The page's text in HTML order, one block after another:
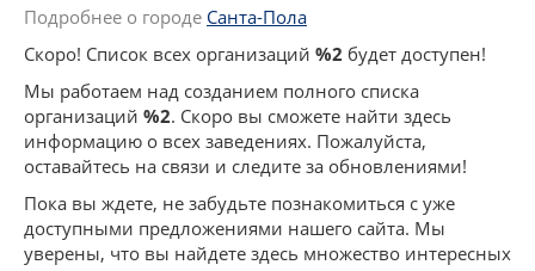
КЕМПИНГ
КОМАРКИ (РАЙОНЫ)
РЕЦЕПТЫ
ПРЕДЛОЖЕНИЯ
СТАТЬИ
УСЛУГИ
Подробнее о городе Санта-Пола
Скоро! Список всех организаций %2 будет доступен!
Мы работаем над созданием полного списка
организаций %2. Скоро вы сможете найти здесь
информацию о всех заведениях. Пожалуйста,
оставайтесь на связи и следите за обновлениями!
Пока вы ждете, не забудьте познакомиться с уже
доступными предложениями нашего сайта. Мы
уверены, что вы найдете здесь множество интересных